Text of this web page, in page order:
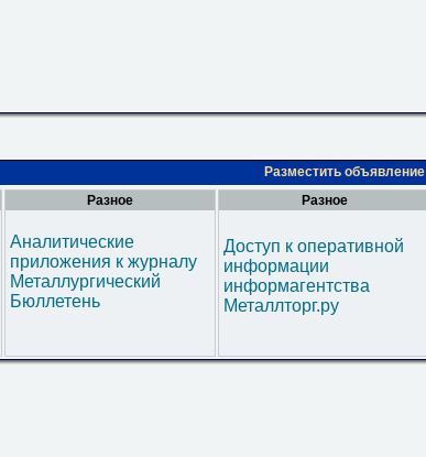
Разместить объявление
Разное
Аналитические
приложения к журналу
Металлургический
Бюллетень
Разное
Доступ к оперативной
информации
информагентства
Металлторг.ру